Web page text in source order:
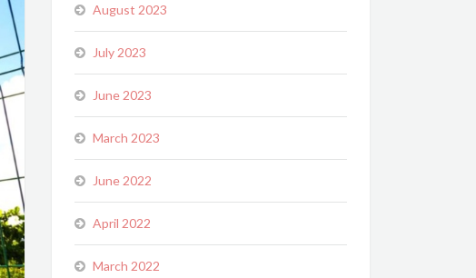
August 2023
July 2023
June 2023
March 2023
June 2022
April 2022
March 2022